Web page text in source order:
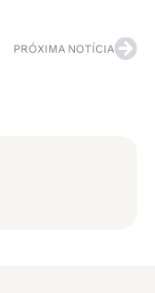
PRÓXIMA NOTÍCIA